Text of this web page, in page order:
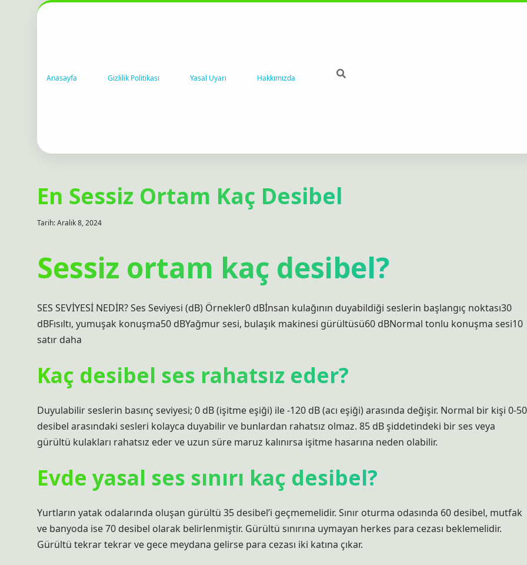
Anasayfa Gizlilik Politikası Yasal Uyarı Hakkımızda
En Sessiz Ortam Kaç Desibel
Tarih: Aralık 8, 2024
Sessiz ortam kaç desibel?
SES SEVİYESİ NEDİR? Ses Seviyesi (dB) Örnekler0 dBİnsan kulağının duyabildiği seslerin başlangıç ​​noktası30
dBFısıltı, yumuşak konuşma50 dBYağmur sesi, bulaşık makinesi gürültüsü60 dBNormal tonlu konuşma sesi10
satır daha
Kaç desibel ses rahatsız eder?
Duyulabilir seslerin basınç seviyesi; 0 dB (işitme eşiği) ile -120 dB (acı eşiği) arasında değişir. Normal bir kişi 0-50
desibel arasındaki sesleri kolayca duyabilir ve bunlardan rahatsız olmaz. 85 dB şiddetindeki bir ses veya
gürültü kulakları rahatsız eder ve uzun süre maruz kalınırsa işitme hasarına neden olabilir.
Evde yasal ses sınırı kaç desibel?
Yurtların yatak odalarında oluşan gürültü 35 desibel’i geçmemelidir. Sınır oturma odasında 60 desibel, mutfak
ve banyoda ise 70 desibel olarak belirlenmiştir. Gürültü sınırına uymayan herkes para cezası beklemelidir.
Gürültü tekrar tekrar ve gece meydana gelirse para cezası iki katına çıkar.